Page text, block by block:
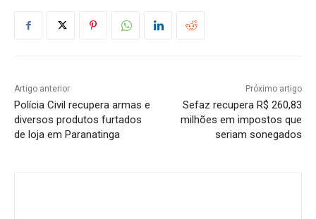
Artigo anterior
Polícia Civil recupera armas e
diversos produtos furtados
de loja em Paranatinga
Próximo artigo
Sefaz recupera R$ 260,83
milhões em impostos que
seriam sonegados